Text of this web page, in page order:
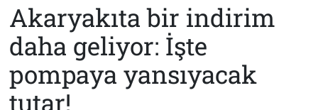
Akaryakıta bir indirim
daha geliyor: İşte
pompaya yansıyacak
tutar!
DÜNYA
SAĞLIK
MAGAZİN
Eskişehir Namaz Vakitleri
Eskişehir Trafik Yoğunluk Haritası
Süper Lig Puan Durumu ve Fikstür